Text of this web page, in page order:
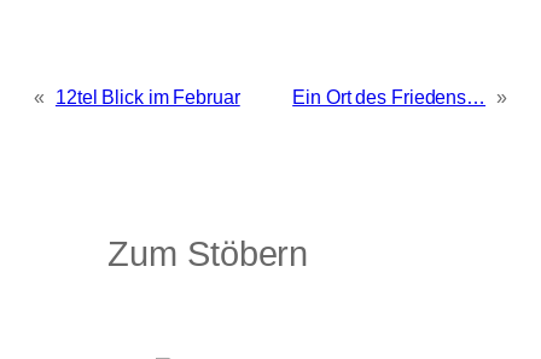
« 12tel Blick im Februar Ein Ort des Friedens… »
Zum Stöbern